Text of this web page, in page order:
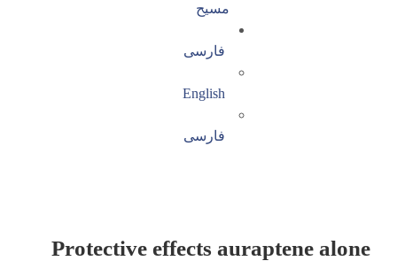
مسیح
فارسی
English
فارسی
Protective effects auraptene alone